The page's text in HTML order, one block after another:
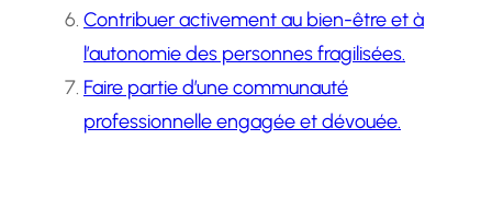
Contribuer activement au bien-être et à
l’autonomie des personnes fragilisées.
Faire partie d’une communauté
professionnelle engagée et dévouée.